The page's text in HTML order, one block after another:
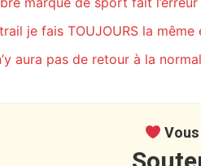
je fais TOUJOURS la même
aura pas de retour à la